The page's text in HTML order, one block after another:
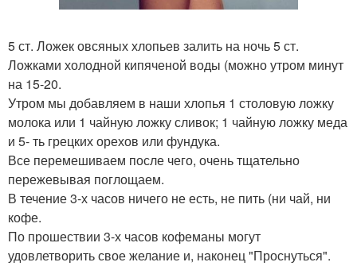
5 ст. Ложек овсяных хлопьев залить на ночь 5 ст.
Ложками холодной кипяченой воды (можно утром минут
на 15-20.
Утром мы добавляем в наши хлопья 1 столовую ложку
молока или 1 чайную ложку сливок; 1 чайную ложку меда
и 5- ть грецких орехов или фундука.
Все перемешиваем после чего, очень тщательно
пережевывая поглощаем.
В течение 3-х часов ничего не есть, не пить (ни чай, ни
кофе.
По прошествии 3-х часов кофеманы могут
удовлетворить свое желание и, наконец "Проснуться".